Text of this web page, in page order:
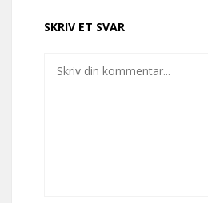
SKRIV ET SVAR